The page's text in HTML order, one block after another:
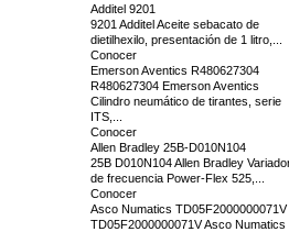
Additel 9201
9201 Additel Aceite sebacato de
dietilhexilo, presentación de 1 litro,...
Conocer
Emerson Aventics R480627304
R480627304 Emerson Aventics
Cilindro neumático de tirantes, serie
ITS,...
Conocer
Allen Bradley 25B-D010N104
25B D010N104 Allen Bradley
de frecuencia Power-Flex 525,...
Conocer
Asco Numatics TD05F2000000071V
TD05F2000000071V Asco Numatics